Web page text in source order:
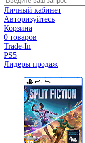
Личный кабинет
Авторизуйтесь
Корзина
0 товаров
Trade-In
PS5
Лидеры продаж